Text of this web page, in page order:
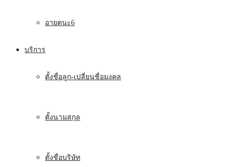
อายตนะ6
บริการ
ตั้งชื่อลูก-เปลี่ยนชื่อมงคล
ตั้งนามสกุล
ตั้งชื่อบริษัท